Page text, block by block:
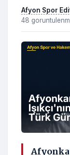
Afyon Spor
48